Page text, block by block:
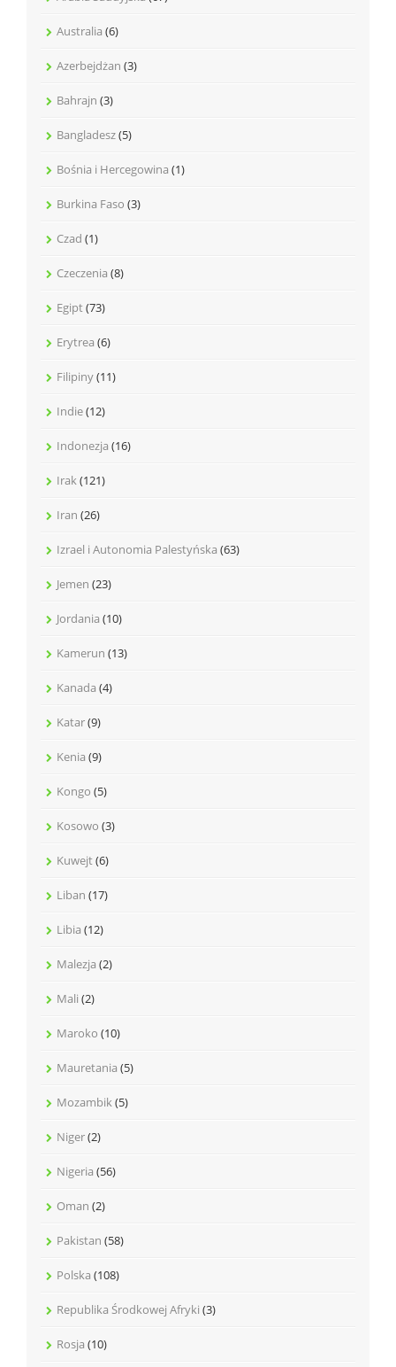
Australia (6)
Azerbejdżan (3)
Bahrajn (3)
Bangladesz(5)
Bośnia i Hercegowina (1)
Burkina Faso (3)
Czad (1)
Czeczenia (8)
Egipt(73)
Erytrea (6)
Filipiny(11)
Indie(12)
Indonezja (16)
Irak (121)
Iran (26)
Izrael i Autonomia Palestyńska (63)
Jemen (23)
Jordania (10)
Kamerun (13)
Kanada (4)
Katar(9)
Kenia (9)
Kongo (5)
Kosowo (3)
Kuwejt(6)
Liban (17)
Libia (12)
Malezja (2)
Mali (2)
Maroko (10)
Mauretania (5)
Mozambik (5)
Niger(2)
Nigeria (56)
Oman (2)
Pakistan (58)
Polska (108)
Republika Środkowej Afryki (3)
Rosja (10)